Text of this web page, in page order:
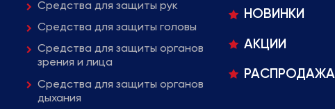
Средства для защиты рук
Средства для защиты головы
Средства для защиты органов
зрения и лица
Средства для защиты органов
дыхания
НОВИНКИ
АКЦИИ
РАСПРОДАЖА